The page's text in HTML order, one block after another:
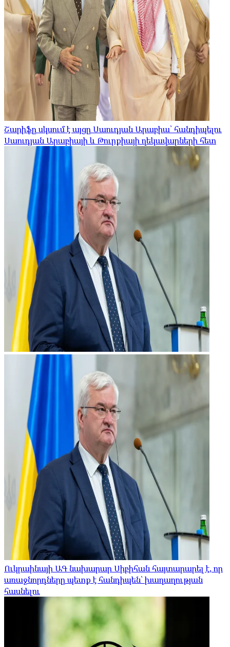
Շարիֆը սկսում է այցը Սաուդյան Արաբիա՝ հանդիպելու
Սաուդյան Արաբիայի և Թուրքիայի ղեկավարների հետ
Ուկրաինայի ԱԳ նախարար Սիբիհան հայտարարել է, որ
առաջնորդները պետք է հանդիպեն՝ խաղաղության
հասնելու